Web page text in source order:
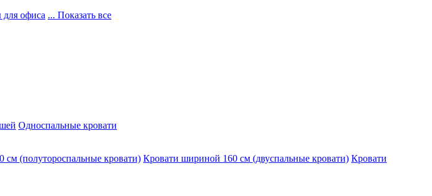
офиса ... Показать все
Односпальные кровати
(полутороспальные кровати) Кровати шириной 160 см (двуспальные кровати) Кровати